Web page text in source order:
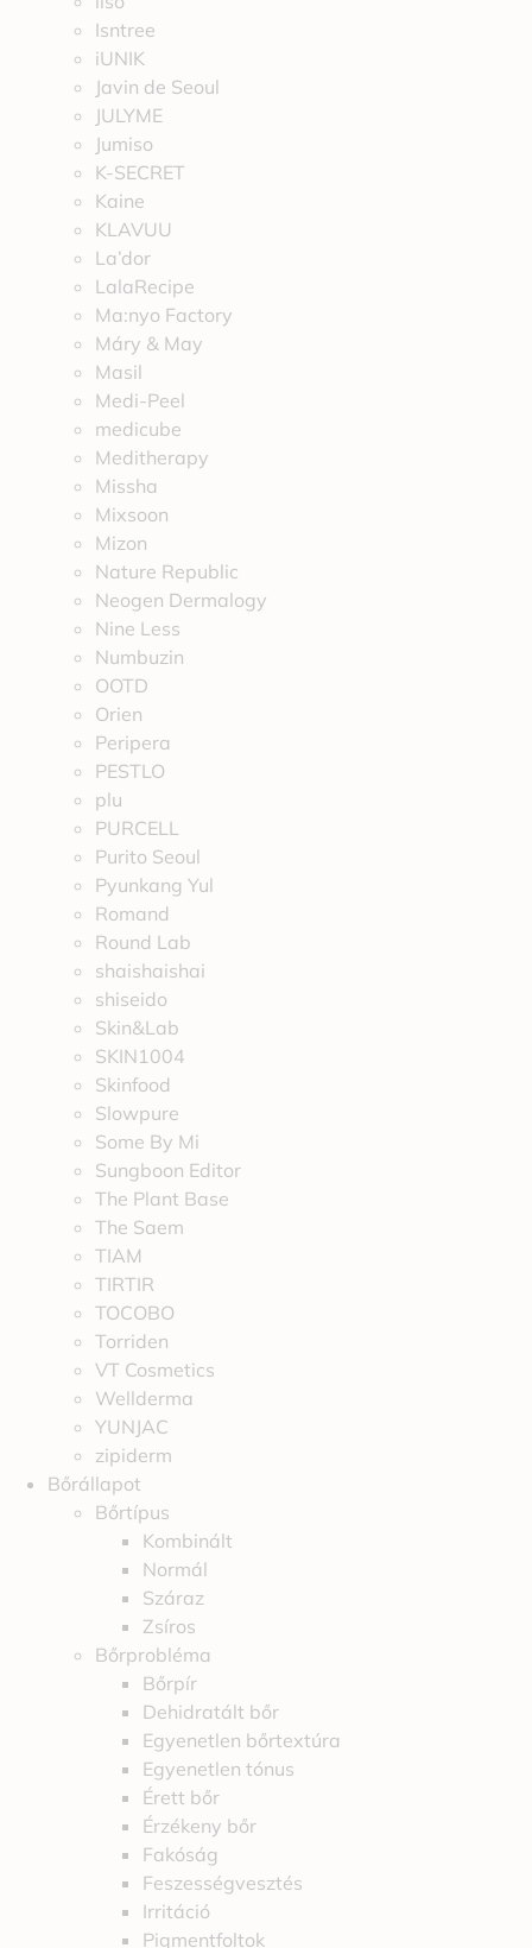
Isntree
iUNIK
Javin de Seoul
JULYME
Jumiso
K-SECRET
Kaine
KLAVUU
La’dor
LalaRecipe
Ma:nyo Factory
Máry & May
Masil
Medi-Peel
medicube
Meditherapy
Missha
Mixsoon
Mizon
Nature Republic
Neogen Dermalogy
Nine Less
Numbuzin
OOTD
Orien
Peripera
PESTLO
plu
PURCELL
Purito Seoul
Pyunkang Yul
Romand
Round Lab
shaishaishai
shiseido
Skin&Lab
SKIN1004
Skinfood
Slowpure
Some By Mi
Sungboon Editor
The Plant Base
The Saem
TIAM
TIRTIR
TOCOBO
Torriden
VT Cosmetics
Wellderma
YUNJAC
zipiderm
Bőrállapot
Bőrtípus
Kombinált
Normál
Száraz
Zsíros
Bőrprobléma
Bőrpír
Dehidratált bőr
Egyenetlen bőrtextúra
Egyenetlen tónus
Érett bőr
Érzékeny bőr
Fakóság
Feszességvesztés
Irritáció
Pigmentfoltok